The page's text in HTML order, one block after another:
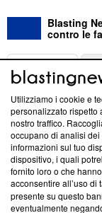
Blasting
contro le
ABOUT
Questa sezione
News, sui nostri
creare news di
‘Trust Project -
ancora membro
parte; Trust
conformità agli
Utilizziamo i cookie e
personalizzato rispetto
nostro traffico.
occupano di analisi
informazioni sul tuo
dispositivo, i quali
fornito loro o che
acconsentire all’uso
presente su questo
eventualmente